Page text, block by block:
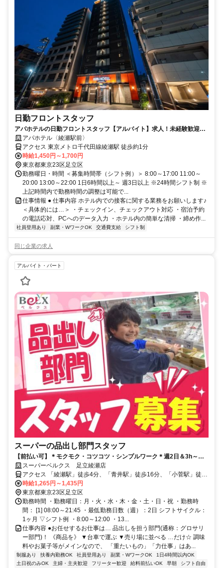
日勤フロントスタッフ
アパホテルの日勤フロントスタッフ【アルバイト】求人！未経験歓迎＆
研修充実で安心スタート
アパホテル〈綾瀬駅前〉
アクセス 東京メトロ千代田線綾瀬駅 徒歩約1分
時給1,450円～1,700円
東京都東京23区足立区
勤務曜日・時間 ＜募集時間帯（シフト例）＞ 8:00～17:00 11:00～
20:00 13:00～22:00 1日6時間以上～ 週3日以上 ※24時間シフト制 ※
上記時間内で勤務時間の調整は可能で...
仕事情報 ● 仕事内容 ホテル内での接客に関する業務をお願いします♪
＜具体的には…＞ ・チェックイン、チェックアウト対応 ・宿泊予約
の電話応対、PCへのデータ入力 ・ホテル内の簡単な清掃 ・締め作...
社員登用あり 副業・WワークOK 交通費支給 シフト制
同じ企業の求人
アルバイト・パート
スーパーの品出し部門スタッフ
【前払い可】＊モクモク・コツコツ・シンプルワーク＊週2日＆3h～シ
フト相談OK！扶養内でも働けます♪
スーパーベルクス 足立綾瀬店
アクセス 「綾瀬駅」徒歩4分、「青井駅」徒歩16分、「小菅駅」徒歩
19分★自転車通勤OK
時給1,265円～1,435円
東京都東京23区足立区
勤務時間 ・勤務曜日：月・火・水・木・金・土・日・祝 ・勤務時
間： [1] 08:00～21:45 ・最低勤務日数（週）：2日 シフトサイクル：
1ヶ月 ▽シフト例 ・8:00～12:00 ・13...
仕事内容 ●お任せするお仕事は… 品出しを担う部門(通称：グロサリ
ー部門)！ 《商品を》 ▼台車で運ぶ ▼売り場に並べる …だけ☆ 調味
料やお菓子等がメインなので、 「重たいもの」「力仕事」はあ...
制服あり 扶養内勤務OK 社員登用あり 副業・WワークOK
1日4時間以内OK
土日祝のみOK
主婦・主夫歓迎 フリーター歓迎 給料前払いOK 早朝
シフト自由